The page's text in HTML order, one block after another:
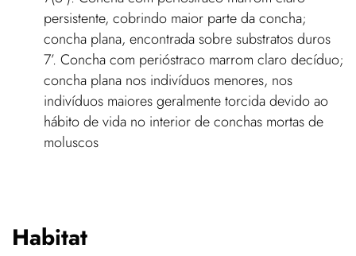
persistente, cobrindo maior parte da concha;
concha plana, encontrada sobre substratos duros
7’. Concha com perióstraco marrom claro decíduo;
concha plana nos indivíduos menores, nos
indivíduos maiores geralmente torcida devido ao
hábito de vida no interior de conchas mortas de
moluscos
Habitat